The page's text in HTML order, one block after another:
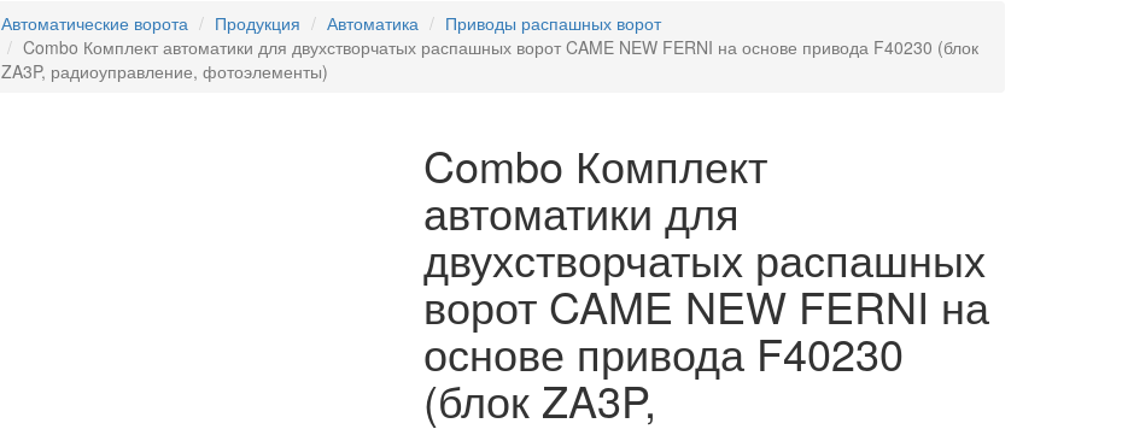
Автоматические ворота Продукция Автоматика
Приводы распашных ворот
Combo Комплект автоматики для двухстворчатых распашных ворот CAME NEW FERNI на основе привода F40230 (блок
ZA3P, радиоуправление, фотоэлементы)
Combo Комплект
автоматики для
двухстворчатых распашных
ворот CAME NEW FERNI на
основе привода F40230
(блок ZA3P,